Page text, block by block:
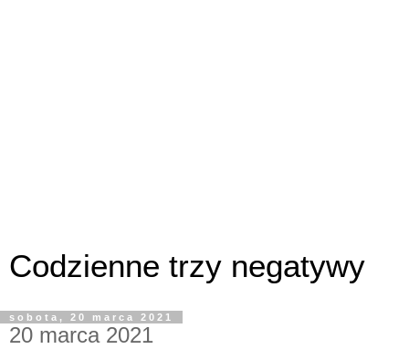
Codzienne trzy negatywy
sobota, 20 marca 2021
20 marca 2021